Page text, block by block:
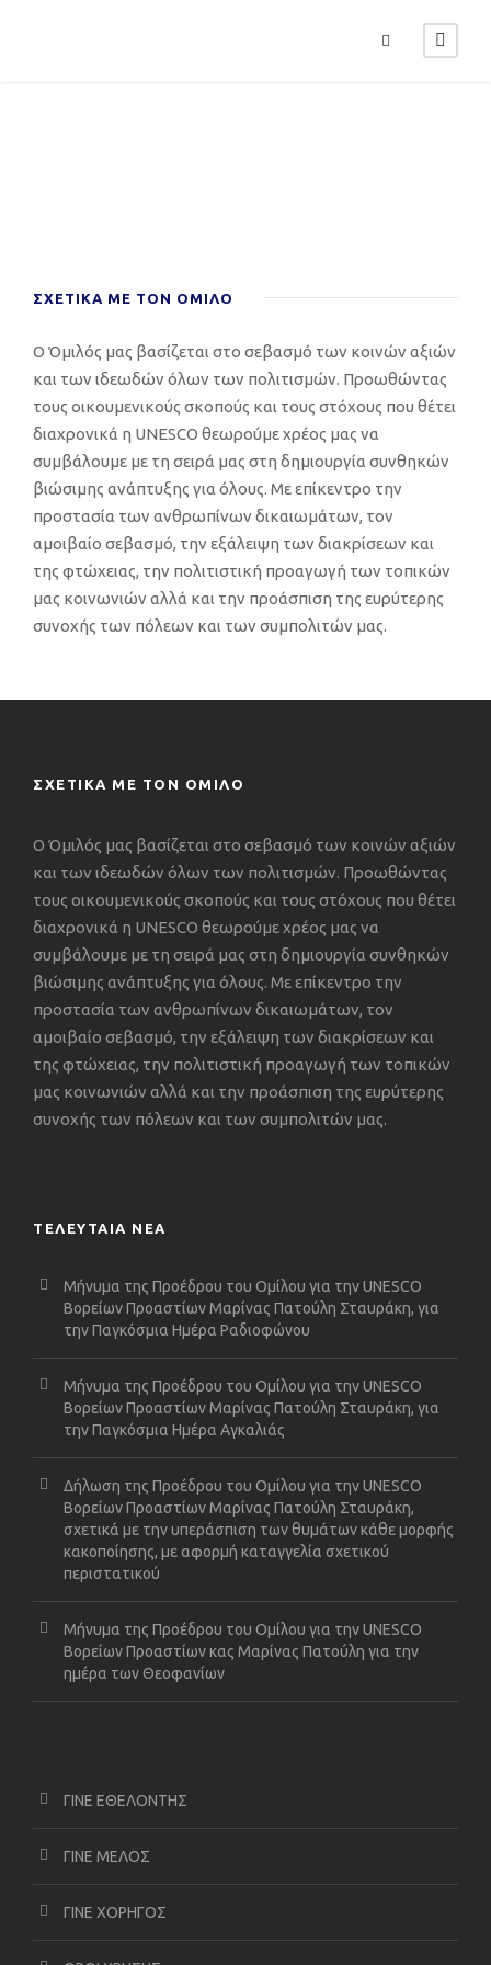
ΣΧΕΤΙΚΑ ΜΕ ΤΟΝ ΟΜΙΛΟ
Ο Όμιλός μας βασίζεται στο σεβασμό των κοινών αξιών
και των ιδεωδών όλων των πολιτισμών. Προωθώντας
τους οικουμενικούς σκοπούς και τους στόχους που θέτει
διαχρονικά η UNESCO θεωρούμε χρέος μας να
συμβάλουμε με τη σειρά μας στη δημιουργία συνθηκών
βιώσιμης ανάπτυξης για όλους. Με επίκεντρο την
προστασία των ανθρωπίνων δικαιωμάτων, τον
αμοιβαίο σεβασμό, την εξάλειψη των διακρίσεων και
της φτώχειας, την πολιτιστική προαγωγή των τοπικών
μας κοινωνιών αλλά και την προάσπιση της ευρύτερης
συνοχής των πόλεων και των συμπολιτών μας.
ΣΧΕΤΙΚΑ ΜΕ ΤΟΝ ΟΜΙΛΟ
Ο Όμιλός μας βασίζεται στο σεβασμό των κοινών αξιών
και των ιδεωδών όλων των πολιτισμών. Προωθώντας
τους οικουμενικούς σκοπούς και τους στόχους που θέτει
διαχρονικά η UNESCO θεωρούμε χρέος μας να
συμβάλουμε με τη σειρά μας στη δημιουργία συνθηκών
βιώσιμης ανάπτυξης για όλους. Με επίκεντρο την
προστασία των ανθρωπίνων δικαιωμάτων, τον
αμοιβαίο σεβασμό, την εξάλειψη των διακρίσεων και
της φτώχειας, την πολιτιστική προαγωγή των τοπικών
μας κοινωνιών αλλά και την προάσπιση της ευρύτερης
συνοχής των πόλεων και των συμπολιτών μας.
ΤΕΛΕΥΤΑΙΑ ΝΕΑ
Μήνυμα της Προέδρου του Ομίλου για την UNESCO
Βορείων Προαστίων Μαρίνας Πατούλη Σταυράκη, για
την Παγκόσμια Ημέρα Ραδιοφώνου
Μήνυμα της Προέδρου του Ομίλου για την UNESCO
Βορείων Προαστίων Μαρίνας Πατούλη Σταυράκη, για
την Παγκόσμια Ημέρα Αγκαλιάς
Δήλωση της Προέδρου του Ομίλου για την UNESCO
Βορείων Προαστίων Μαρίνας Πατούλη Σταυράκη,
σχετικά με την υπεράσπιση των θυμάτων κάθε μορφής
κακοποίησης, με αφορμή καταγγελία σχετικού
περιστατικού
Μήνυμα της Προέδρου του Ομίλου για την UNESCO
Βορείων Προαστίων κας Μαρίνας Πατούλη για την
ημέρα των Θεοφανίων
ΓΙΝΕ ΕΘΕΛΟΝΤΗΣ
ΓΙΝΕ ΜΕΛΟΣ
ΓΙΝΕ ΧΟΡΗΓΟΣ